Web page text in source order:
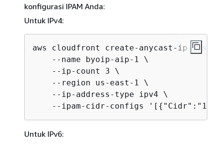
konfigurasi IPAM Anda:
Untuk IPv4:
aws cloudfront create-anycast-ip-list
    --name byoip-aip-1 \
    --ip-count 3 \
    --region us-east-1 \
    --ip-address-type ipv4 \
    --ipam-cidr-configs '[
{
Untuk IPv6: